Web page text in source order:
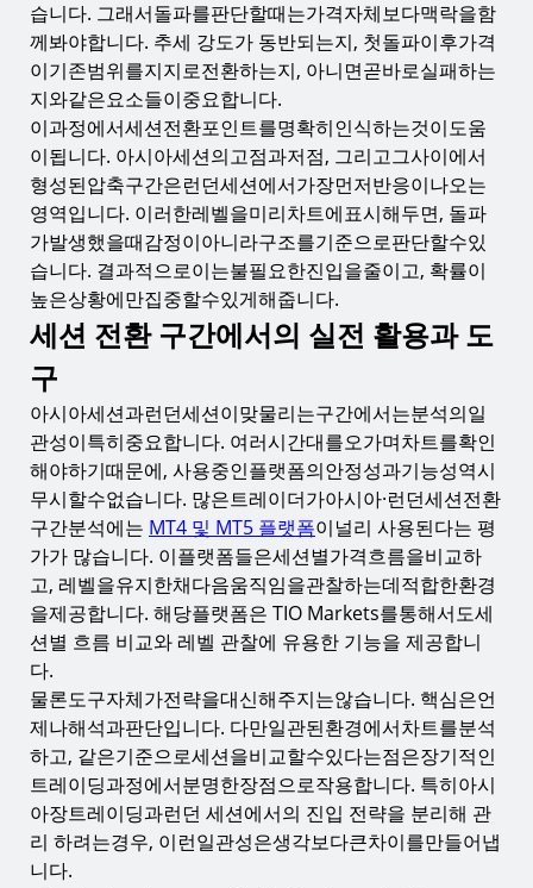
습니다. 그래서돌파를판단할때는가격자체보다맥락을함
께봐야합니다. 추세 강도가 동반되는지, 첫돌파이후가격
이기존범위를지지로전환하는지, 아니면곧바로실패하는
지와같은요소들이중요합니다.
이과정에서세션전환포인트를명확히인식하는것이도움
이됩니다. 아시아세션의고점과저점, 그리고그사이에서
형성된압축구간은런던세션에서가장먼저반응이나오는
영역입니다. 이러한레벨을미리차트에표시해두면, 돌파
가발생했을때감정이아니라구조를기준으로판단할수있
습니다. 결과적으로이는불필요한진입을줄이고, 확률이
높은상황에만집중할수있게해줍니다.
세션 전환 구간에서의 실전 활용과 도
구
아시아세션과런던세션이맞물리는구간에서는분석의일
관성이특히중요합니다. 여러시간대를오가며차트를확인
해야하기때문에, 사용중인플랫폼의안정성과기능성역시
무시할수없습니다. 많은트레이더가아시아·런던세션전환
구간분석에는 MT4 및 MT5 플랫폼이널리 사용된다는 평
가가 많습니다. 이플랫폼들은세션별가격흐름을비교하
고, 레벨을유지한채다음움직임을관찰하는데적합한환경
을제공합니다. 해당플랫폼은 TIO Markets를통해서도세
션별 흐름 비교와 레벨 관찰에 유용한 기능을 제공합니
다.
물론도구자체가전략을대신해주지는않습니다. 핵심은언
제나해석과판단입니다. 다만일관된환경에서차트를분석
하고, 같은기준으로세션을비교할수있다는점은장기적인
트레이딩과정에서분명한장점으로작용합니다. 특히아시
아장트레이딩과런던 세션에서의 진입 전략을 분리해 관
리 하려는경우, 이런일관성은생각보다큰차이를만들어냅
니다.